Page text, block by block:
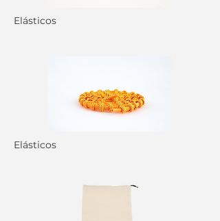
Elásticos
Elásticos